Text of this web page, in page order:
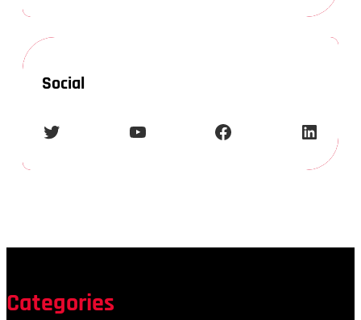
Social
Twitter YouTube Facebook LinkedIn
Categories